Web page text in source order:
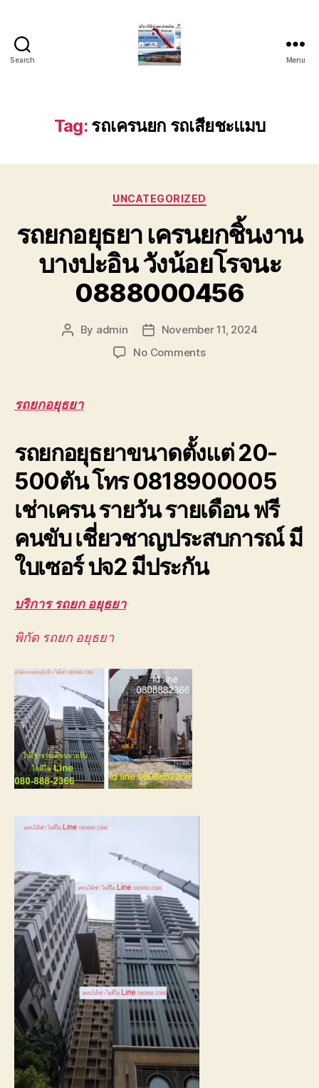
Search
รถ
เครน
เฮี๊ยบ
สไลด์
เครื่องจักร
โทร
0818900005
Menu
Tag: รถเครนยก รถเสียชะแมบ
Categories
UNCATEGORIZED
รถยกอยุธยา เครนยกชิ้นงาน
บางปะอิน วังน้อยโรจนะ
0888000456
Post
By admin
Post
date
November 11, 2024
No Commentson
ชิ้น
งาน
บางปะอิน
วังน้อย
โรจ
0888000456
รถยกอยุธยา
รถยกอยุธยาขนาดตั้งแต่ 20-
500ตัน โทร 0818900005
เช่าเครน รายวัน รายเดือน ฟรี
คนขับ เชี่ยวชาญประสบการณ์ มี
ใบเซอร์ ปจ2 มีประกัน
บริการ รถยก อยุธยา
พิกัด รถยก อยุธยา